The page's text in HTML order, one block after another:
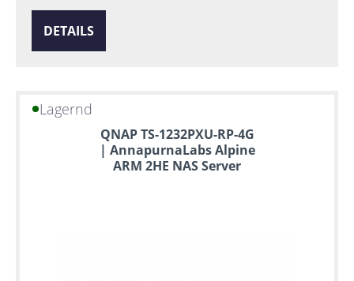
DETAILS
Lagernd
QNAP TS-1232PXU-RP-4G
| AnnapurnaLabs Alpine
ARM 2HE NAS Server